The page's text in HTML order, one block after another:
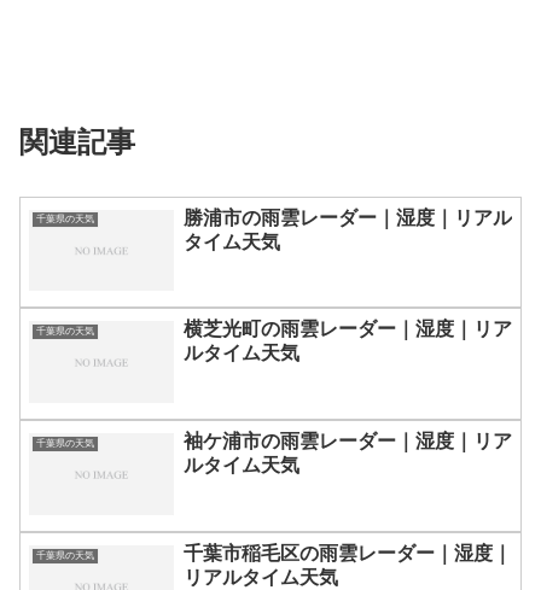
関連記事
千葉県の天気
勝浦市の雨雲レーダー｜湿度｜リアル
タイム天気
千葉県の天気
横芝光町の雨雲レーダー｜湿度｜リア
ルタイム天気
千葉県の天気
袖ケ浦市の雨雲レーダー｜湿度｜リア
ルタイム天気
千葉県の天気
千葉市稲毛区の雨雲レーダー｜湿度｜
リアルタイム天気